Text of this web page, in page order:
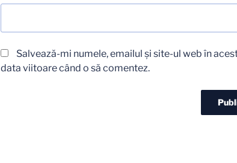
Salvează-mi numele, emailul și site-ul web în
data viitoare când o să comentez.